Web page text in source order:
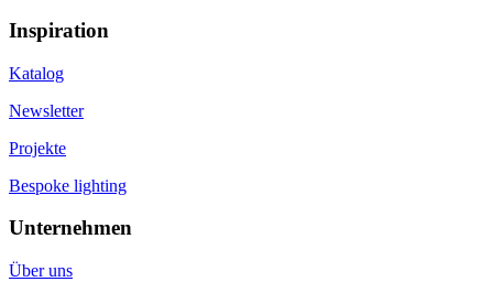
Inspiration
Katalog
Newsletter
Projekte
Bespoke lighting
Unternehmen
Über uns